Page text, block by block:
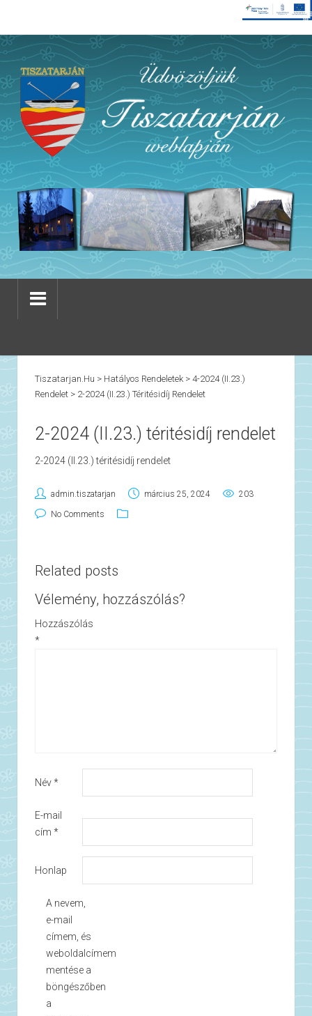
Tiszatarjan.hu > Hatályos Rendeletek> 4-2024 (II.23.)
Rendelet > 2-2024 (II.23.) Téritésidíj Rendelet
2-2024 (II.23.) téritésidíj rendelet
2-2024 (II.23.) téritésidíj rendelet
admin.tiszatarjan március 25, 2024 203
No Comments
Related posts
Vélemény, hozzászólás?
Hozzászólás
*
Név*
E-mail
cím *
Honlap
A nevem,
e-mail
címem, és
weboldalcímem
mentése a
böngészőben
a